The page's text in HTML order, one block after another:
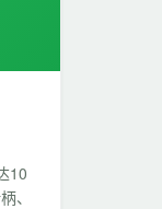
10
、